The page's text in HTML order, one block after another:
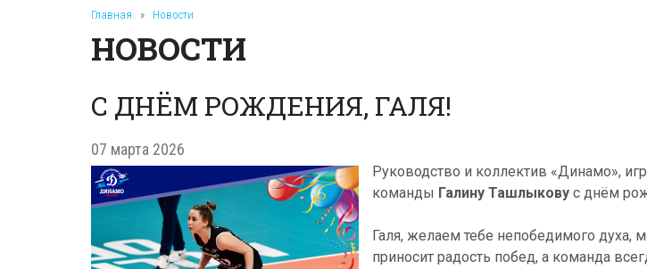
Главная » Новости
НОВОСТИ
С ДНЁМ РОЖДЕНИЯ, ГАЛЯ!
07 марта 2026
Руководство и коллектив «Динамо»,
команды Галину Ташлыкову с днём
Галя, желаем тебе непобедимого духа,
приносит радость побед, а команда